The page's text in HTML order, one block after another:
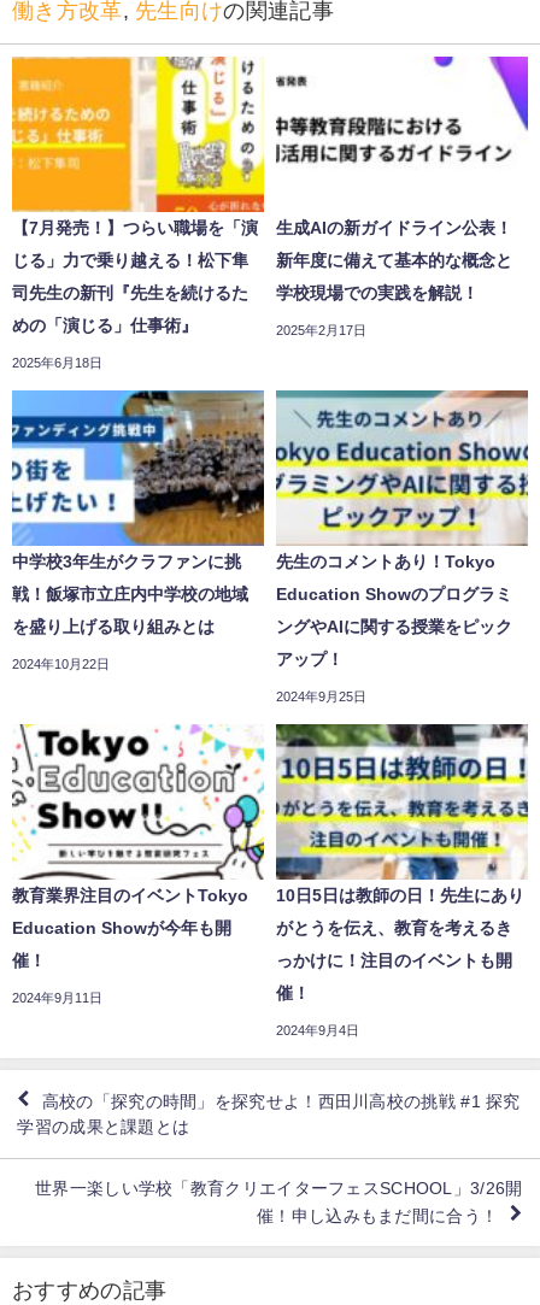
働き方改革 先生向けの関連記事
【7月発売！】つらい職場を「演
じる」力で乗り越える！松下隼
司先生の新刊『先生を続けるた
めの「演じる」仕事術』
2025年6月18日
生成AIの新ガイドライン公表！
新年度に備えて基本的な概念と
学校現場での実践を解説！
2025年2月17日
中学校3年生がクラファンに挑
戦！飯塚市立庄内中学校の地域
を盛り上げる取り組みとは
2024年10月22日
先生のコメントあり！Tokyo
Education Showのプログラミ
ングやAIに関する授業をピック
アップ！
2024年9月25日
教育業界注目のイベントTokyo
Education Showが今年も開
催！
2024年9月11日
10日5日は教師の日！先生にあり
がとうを伝え、教育を考えるき
っかけに！注目のイベントも開
催！
2024年9月4日
高校の「探究の時間」を探究せよ！西田川高校の挑戦 #1 探究
学習の成果と課題とは
世界一楽しい学校「教育クリエイターフェスSCHOOL」3/26開
催！申し込みもまだ間に合う！
おすすめの記事